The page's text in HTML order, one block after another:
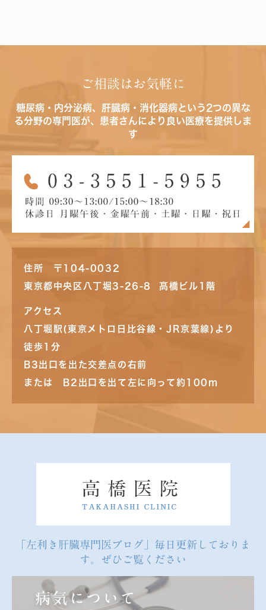
ご相談はお気軽に
糖尿病・内分泌病、肝臓病・消化器病という2つの異な
る分野の専門医が、患者さんにより良い医療を提供しま
す
住所 〒104-0032
東京都中央区八丁堀3-26-8 高橋ビル1階
アクセス
八丁堀駅(東京メトロ日比谷線・JR京葉線)より
徒歩1分
B3出口を出た交差点の右前
または B2出口を出て左に向って約100m
「左利き肝臓専門医ブログ」毎日更新しておりま
す。ぜひご覧ください